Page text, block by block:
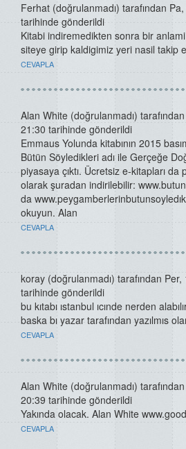
Ferhat (doğrulanmadı) tarafından
tarihinde gönderildi
Kitabi indiremedikten sonra bir
siteye girip kaldigimiz yeri nasil takip
CEVAPLA
Alan White (doğrulanmadı)
21:30 tarihinde gönderildi
Emmaus Yolunda kitabının 2015
Bütün Söyledikleri adı ile Gerçeğe
piyasaya çıktı. Ücretsiz e-kitapları
olarak şuradan indirilebilir:
da
okuyun. Alan
CEVAPLA
koray (doğrulanmadı) tarafından
tarihinde gönderildi
bu kıtabı ıstanbul ıcınde nerden
baska bı yazar tarafından yazılmıs
CEVAPLA
Alan White (doğrulanmadı)
20:39 tarihinde gönderildi
Yakında olacak. Alan White
CEVAPLA